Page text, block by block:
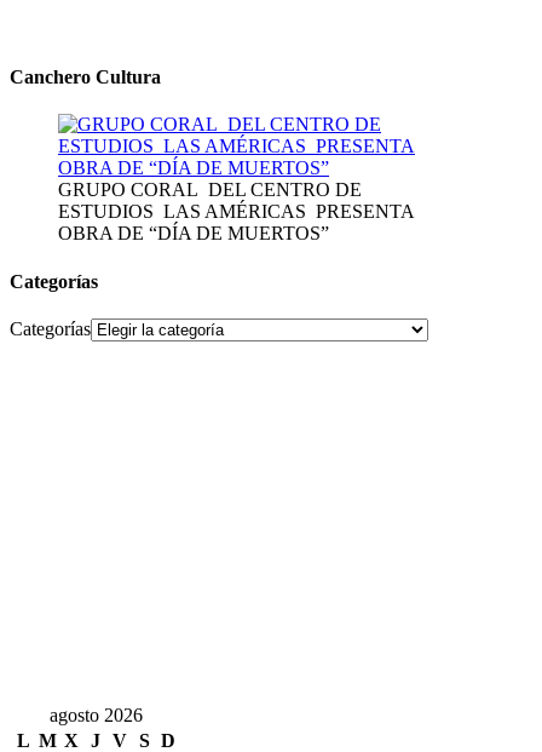
Canchero Cultura
GRUPO CORAL DEL CENTRO DE
ESTUDIOS LAS AMÉRICAS PRESENTA
OBRA DE “DÍA DE MUERTOS”
Categorías
Categorías
agosto 2026
L M X J V S D